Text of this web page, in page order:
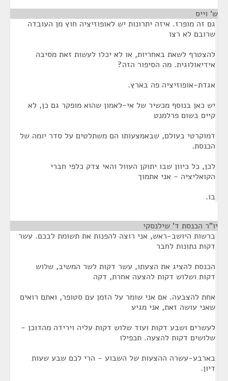
ש' וייס
גם זה מופרז. איזה יתרונות יש לאופוזיציה חוץ מן העובדה
שרובם לא רצו
להצטרף לשאת באחריות, או לא יכלו לעשות זאת מסיבה
אידיאולוגית. מה הסיפור הזה?
אגדת-אופוזיציה פה בארץ.
יש כאן בנוסף מכשיר של אי-לאמון שהוא מופקר גם כן, לא
קיים בשום פרלמנט
דמוקרטי בעולם, שבאמצעותו הם משתלטים על סדר יומה של
הכנסת.
לכן, כל כיוון שבו יתוקן העוול והאי צדק כלפי חברי
הקואליציה - אני אתמוך
בו.
יו"ר הכנסת ד' שילנסקי
ברשות היושב-ראש, אני רוצה להפנות את תשומת לבכם. עשר
דקות נתונות לחבר
הכנסת להציג את הצעתו, עשר דקות לשר המשיב, שלוש
דקות ושלוש דקות להצעה אחרת, דקה
אחת להצבעה. אם אני שומר על הזמן עם סטופר, ואתם רואים
שאני עושה זאת, אני מגיע
לעשרים ושבע דקות ועוד שלוש דקות עליה וירידה מהדוכן -
שלושים דקות להצעה. תכפילו
בארבע-עשרה ההצעות של השבוע - הרי לכם שבע שעות
דיון.